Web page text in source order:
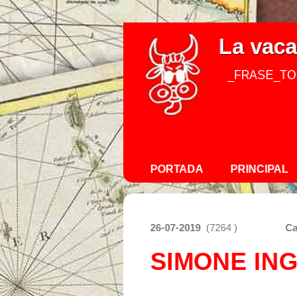
La
PORTADA PRINCIPAL
26-07-2019 (7264 )
SIMONE